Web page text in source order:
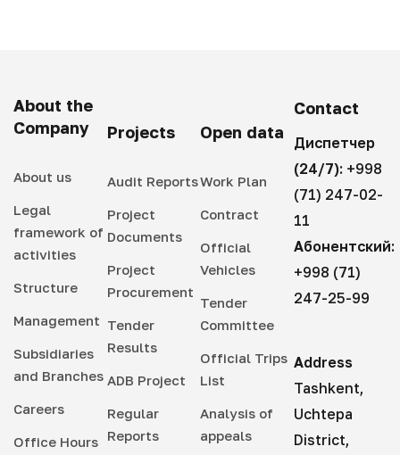
About the
Company
About us
Legal
framework of
activities
Structure
Management
Subsidiaries
and Branches
Careers
Office Hours
Projects
Audit Reports
Project
Documents
Project
Procurement
Tender
Results
ADB Project
Regular
Reports
Open data
Work Plan
Contract
Official
Vehicles
Tender
Committee
Official Trips
List
Analysis of
appeals
Contact
Диспетчер
(24/7): +998
(71) 247-02-
11
Абонентский:
+998 (71)
247-25-99
Address
Tashkent,
Uchtepa
District,